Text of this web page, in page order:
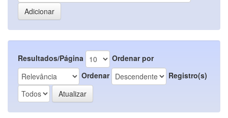
Resultados/Página
Ordenar por
Ordenar
Registro(s)